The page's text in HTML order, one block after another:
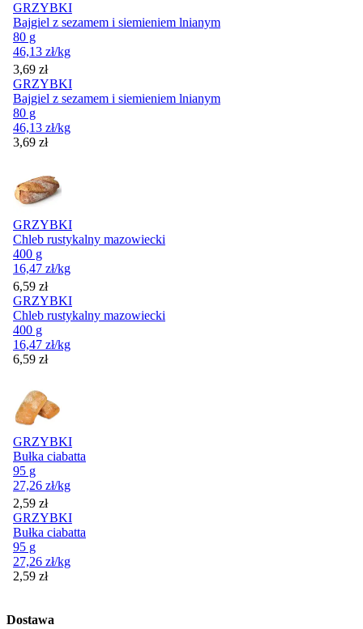
GRZYBKI
Bajgiel z sezamem i siemieniem lnianym
80 g
46,13 zł/kg
Cena
3,69 zł
GRZYBKI
Bajgiel z sezamem i siemieniem lnianym
80 g
46,13 zł/kg
Cena
3,69 zł
GRZYBKI
Chleb rustykalny mazowiecki
400 g
16,47 zł/kg
Cena
6,59 zł
GRZYBKI
Chleb rustykalny mazowiecki
400 g
16,47 zł/kg
Cena
6,59 zł
GRZYBKI
Bułka ciabatta
95 g
27,26 zł/kg
Cena
2,59 zł
GRZYBKI
Bułka ciabatta
95 g
27,26 zł/kg
Cena
2,59 zł
Dostawa